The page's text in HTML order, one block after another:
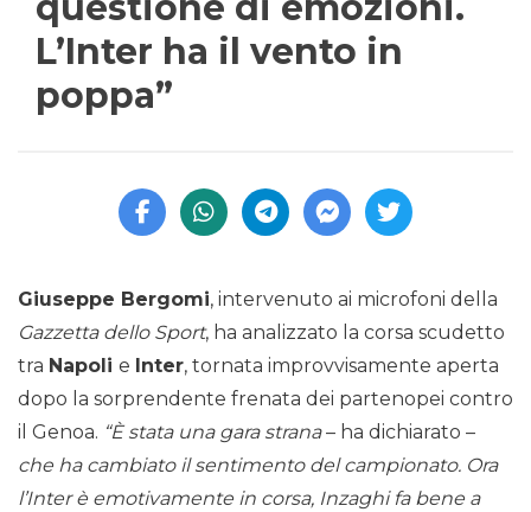
L’Inter ha il vento in
poppa”
Giuseppe Bergomi, intervenuto ai microfoni della
Gazzetta dello Sport, ha analizzato la corsa scudetto
tra Napoli e Inter, tornata improvvisamente aperta
dopo la sorprendente frenata dei partenopei contro
il Genoa. “È stata una gara strana– ha dichiarato –
che ha cambiato il sentimento del campionato. Ora
l’Inter è emotivamente in corsa, Inzaghi fa bene a